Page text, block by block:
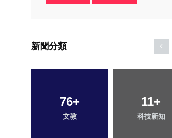
新聞分類
16+
頭條
0+
大陸